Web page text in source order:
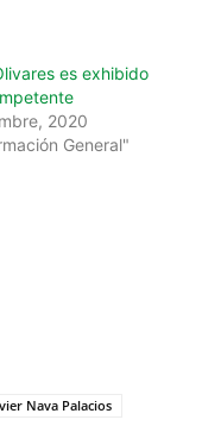
es exhibido
2020
General"
Nava Palacios